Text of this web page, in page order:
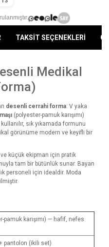
TAKSİT SEÇENEKLERİ
Medikal
desenli cerrahi forma: V yaka
(polyester-pamuk karışımı)
sık yıkamada formunu
görünüme modern ve keyifli bir
küçük ekipman için pratik
tam bir bütünlük sunar. Bayan
personeli için idealdir. Moda
pamuk karışımı) — hafif, nefes
pantolon (ikili set)